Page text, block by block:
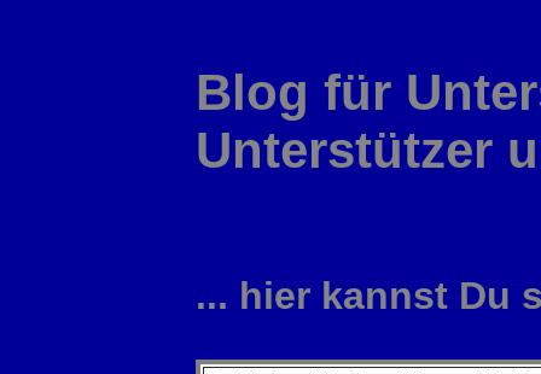
Blog für
Unterstützer
... hier kannst Du